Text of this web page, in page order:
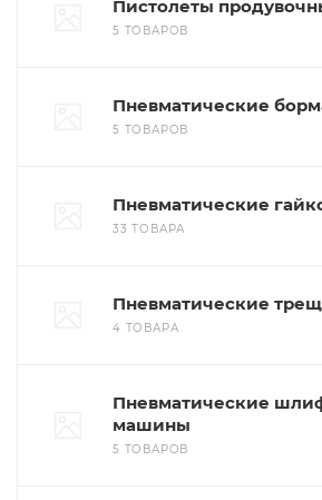
Пистолеты
5 ТОВАРОВ
Пневматические
5 ТОВАРОВ
Пневматические
33 ТОВАРА
Пневматические
4 ТОВАРА
Пневматические
машины
5 ТОВАРОВ